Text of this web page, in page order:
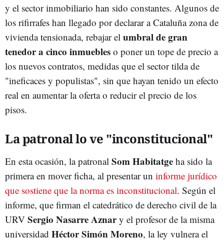
y el sector inmobiliario han sido constantes. Algunos de
los rifirrafes han llegado por declarar a Cataluña zona de
vivienda tensionada, rebajar el umbral de gran
tenedor a cinco inmuebles o poner un tope de precio a
los nuevos contratos, medidas que el sector tilda de
"ineficaces y populistas", sin que hayan tenido un efecto
real en aumentar la oferta o reducir el precio de los
pisos.
La patronal lo ve "inconstitucional"
En esta ocasión, la patronal Som Habitatge ha sido la
primera en mover ficha, al presentar un informe jurídico
que sostiene que la norma es inconstitucional. Según el
informe, que firman el catedrático de derecho civil de la
URV Sergio Nasarre Aznary el profesor de la misma
universidad Héctor Simón Moreno, la ley vulnera el